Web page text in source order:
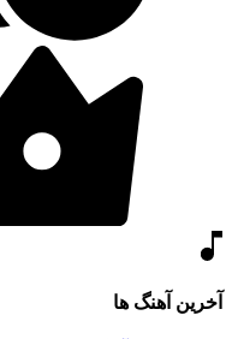
آخرین آهنگ ها